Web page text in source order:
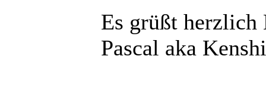
Es grüßt herzlich
Pascal aka